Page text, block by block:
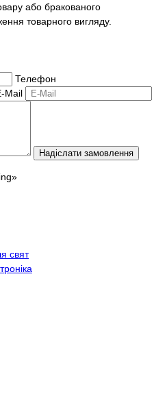
або бракованого
товарного вигляду.
Телефон
Mail
Надіслати замовлення
свят